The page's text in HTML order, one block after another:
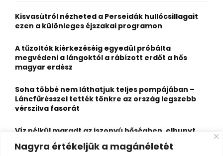
Nagyra értékeljük a magánéletét
o
r
Kisvasútról nézheted a Perseidák hullócsillagait
ezen a különleges éjszakai programon
A tűzoltók kiérkezéséig egyedül próbálta
megvédeni a lángoktól a rábízott erdőt a hős
magyar erdész
Soha többé nem láthatjuk teljes pompájában –
Láncfűrésszel tették tönkre az ország legszebb
vérszilva fasorát
Víz nélkül maradt az iszonyú hőségben, elhunyt
egy kiránduló a legnépszerűbb horvát
hegységben